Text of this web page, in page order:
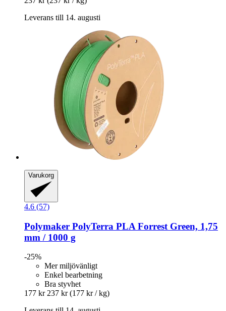
Leverans till 14. augusti
Varukorg
4.6 (57)
Polymaker PolyTerra PLA Forrest Green, 1,75
mm / 1000 g
-25%
Mer miljövänligt
Enkel bearbetning
Bra styvhet
177 kr 237 kr (177 kr / kg)